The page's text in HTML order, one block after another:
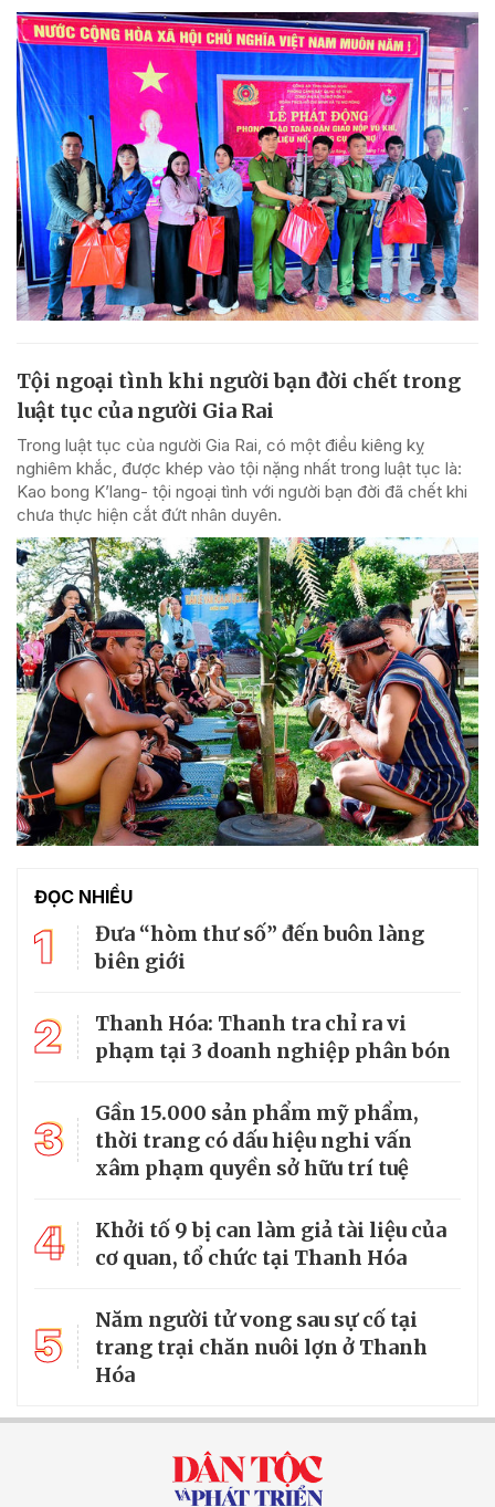
Tội ngoại tình khi người bạn đời chết trong
luật tục của người Gia Rai
Trong luật tục của người Gia Rai, có một điều kiêng kỵ
nghiêm khắc, được khép vào tội nặng nhất trong luật tục là:
Kao bong K’lang- tội ngoại tình với người bạn đời đã chết khi
chưa thực hiện cắt đứt nhân duyên.
ĐỌC NHIỀU
1
Đưa “hòm thư số” đến buôn làng
biên giới
2
Thanh Hóa: Thanh tra chỉ ra vi
phạm tại 3 doanh nghiệp phân bón
3
Gần 15.000 sản phẩm mỹ phẩm,
thời trang có dấu hiệu nghi vấn
xâm phạm quyền sở hữu trí tuệ
4
Khởi tố 9 bị can làm giả tài liệu của
cơ quan, tổ chức tại Thanh Hóa
5
Năm người tử vong sau sự cố tại
trang trại chăn nuôi lợn ở Thanh
Hóa